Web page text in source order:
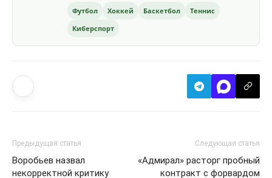
Футбол Хоккей Баскетбол
Теннис
Киберспорт
Предыдущая статья
Воробьев назвал
некорректной критику
Следующая статья
«Адмирал» расторг пробный
контракт с форвардом